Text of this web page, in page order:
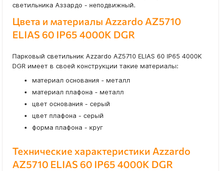
светильника Аззардо - неподвижный.
Цвета и материалы Azzardo AZ5710
ELIAS 60 IP65 4000K DGR
Парковый светильник Azzardo AZ5710 ELIAS 60 IP65 4000K
DGR имеет в своей конструкции такие материалы:
материал основания - металл
материал плафона - металл
цвет основания - серый
цвет плафона - серый
форма плафона - круг
Технические характеристики Azzardo
AZ5710 ELIAS 60 IP65 4000K DGR